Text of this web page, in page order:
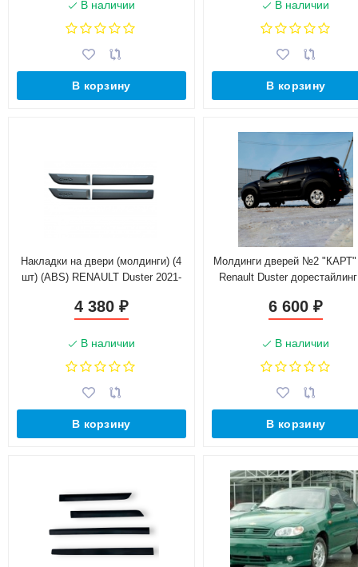
В наличии
В корзину
В наличии
В корзину
Накладки на двери (молдинги) (4
шт) (ABS) RENAULT Duster 2021-
4 380 ₽
В наличии
В корзину
Молдинги дверей №2
Renault Duster
6 600₽
В наличии
В корзину